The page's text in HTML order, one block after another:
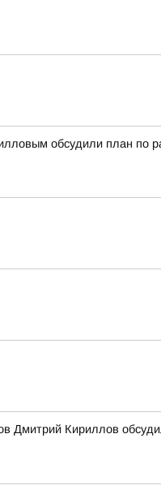
обсудили план по
Дмитрий Кириллов